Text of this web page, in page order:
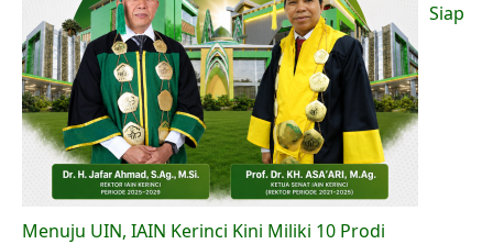
Siap
Menuju UIN, IAIN Kerinci Kini Miliki 10 Prodi